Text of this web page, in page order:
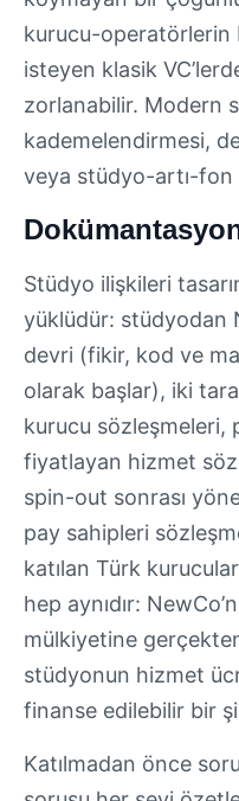
kurucu-operatörlerin
isteyen klasik
zorlanabilir. Modern
kademelendirmesi,
veya stüdyo-artı-fon
Stüdyo ilişkileri
yüklüdür: stüdyodan
devri (fikir, kod ve
olarak başlar), iki
kurucu sözleşmeleri,
fiyatlayan hizmet
spin-out sonrası
pay sahipleri
katılan Türk
hep aynıdır:
mülkiyetine
stüdyonun hizmet
finanse edilebilir bir
Katılmadan önce